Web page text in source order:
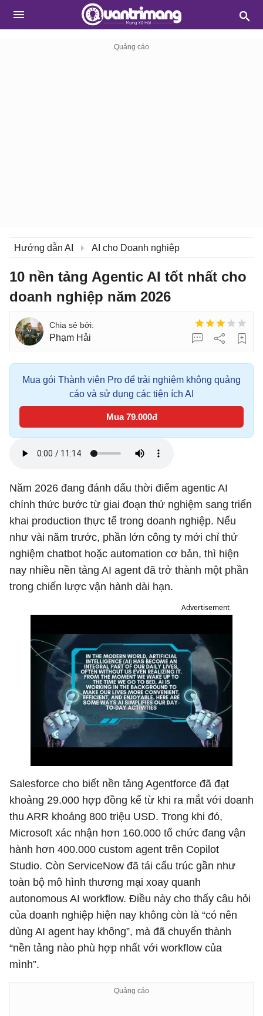
Hướng dẫn AI AI cho Doanh nghiệp
10 nền tảng Agentic AI tốt nhất cho
doanh nghiệp năm 2026
Phạm Hải
Mua gói Thành viên Pro để trải nghiệm không quảng
cáo và sử dụng các tiện ích AI
Mua 79.000đ
Năm 2026 đang đánh dấu thời điểm agentic AI
chính thức bước từ giai đoạn thử nghiệm sang triển
khai production thực tế trong doanh nghiệp. Nếu
như vài năm trước, phần lớn công ty mới chỉ thử
nghiệm chatbot hoặc automation cơ bản, thì hiện
nay nhiều nền tảng AI agent đã trở thành một phần
trong chiến lược vận hành dài hạn.
Advertisement
Salesforce cho biết nền tảng Agentforce đã đạt
khoảng 29.000 hợp đồng kể từ khi ra mắt với doanh
thu ARR khoảng 800 triệu USD. Trong khi đó,
Microsoft xác nhận hơn 160.000 tổ chức đang vận
hành hơn 400.000 custom agent trên Copilot
Studio. Còn ServiceNow đã tái cấu trúc gần như
toàn bộ mô hình thương mại xoay quanh
autonomous AI workflow. Điều này cho thấy câu hỏi
của doanh nghiệp hiện nay không còn là “có nên
dùng AI agent hay không”, mà đã chuyển thành
“nền tảng nào phù hợp nhất với workflow của
mình”.